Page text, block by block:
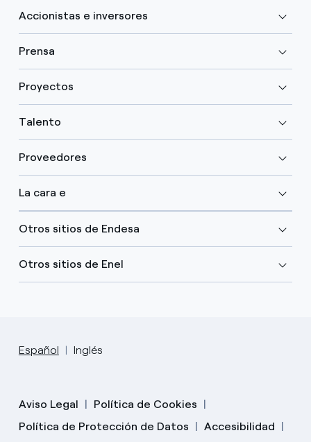
Accionistas e inversores
Prensa
Proyectos
Talento
Proveedores
La cara e
Otros sitios de Endesa
Otros sitios de Enel
Español Inglés
Aviso Legal
Política de Cookies
Política de Protección de Datos
Accesibilidad